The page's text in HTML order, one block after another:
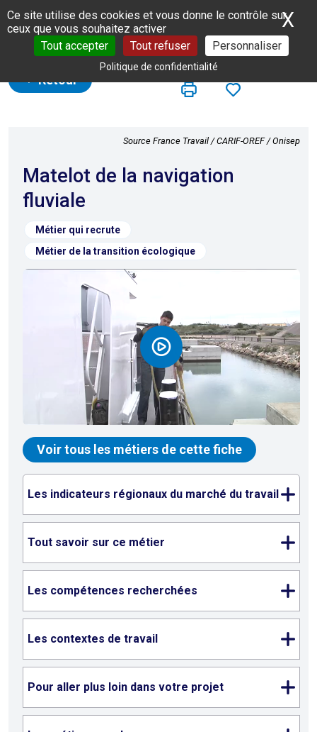
Panneau de gestion des cookies
Ce site utilise des cookies et vous donne le contrôle sur
ceux que vous souhaitez activer
Tout accepter
Tout refuser Personnaliser
Politique de confidentialité
X
Retour
Source France Travail / CARIF-OREF / Onisep
Matelot de la navigation
fluviale
Métier qui recrute
Métier de la transition écologique
Voir tous les métiers de cette fiche
Les indicateurs régionaux du marché du travail
Tout savoir sur ce métier
Les compétences recherchées
Les contextes de travail
Pour aller plus loin dans votre projet